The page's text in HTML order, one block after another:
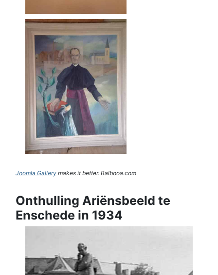
Joomla Gallery makes it better. Balbooa.com
Onthulling Ariënsbeeld te
Enschede in 1934